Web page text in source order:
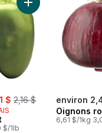
$ , formerly:
2,16 $
$/1lb
Ajouter Poivron
environ
Oignons
6,61 $/1kg